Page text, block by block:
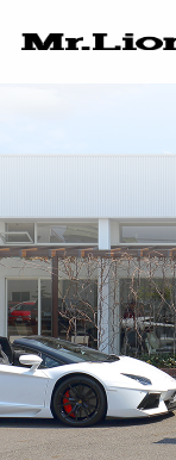
在庫車情報
Factory
自社工場
Official Blog
公式ブログ